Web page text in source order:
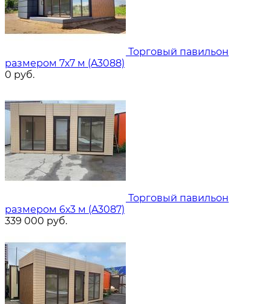
Торговый павильон
размером 7х7 м (A3088)
0 руб.
Торговый павильон
размером 6х3 м (A3087)
339 000 руб.